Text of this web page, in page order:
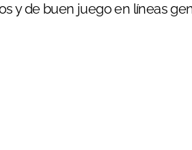
y de buen juego en líneas